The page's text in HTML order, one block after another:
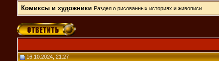
Комиксы и художники Раздел о рисованных историях и живописи.
16.10.2024, 21:27